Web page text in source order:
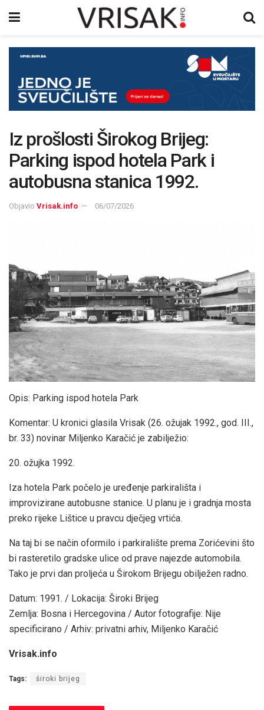
Iz prošlosti Širokog Brijeg:
Parking ispod hotela Park i
autobusna stanica 1992.
Objavio Vrisak.info 06/07/2026
Opis: Parking ispod hotela Park
Komentar: U kronici glasila Vrisak (26. ožujak 1992., god. III.,
br. 33) novinar Miljenko Karačić je zabilježio:
20. ožujka 1992.
Iza hotela Park počelo je uređenje parkirališta i
improvizirane autobusne stanice. U planu je i gradnja mosta
preko rijeke Lištice u pravcu dječjeg vrtića.
Na taj bi se način oformilo i parkiralište prema Zorićevini što
bi rasteretilo gradske ulice od prave najezde automobila.
Tako je prvi dan proljeća u Širokom Brijegu obilježen radno.
Datum: 1991. / Lokacija: Široki Brijeg
Zemlja: Bosna i Hercegovina / Autor fotografije: Nije
specificirano / Arhiv: privatni arhiv, Miljenko Karačić
Vrisak.info
Tags: široki brijeg